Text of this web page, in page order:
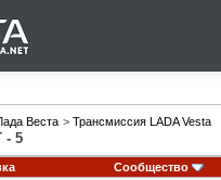
Веста > Трансмиссия LADA Vesta
- 5
Сообщество